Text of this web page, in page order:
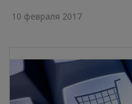
10 февраля 2017